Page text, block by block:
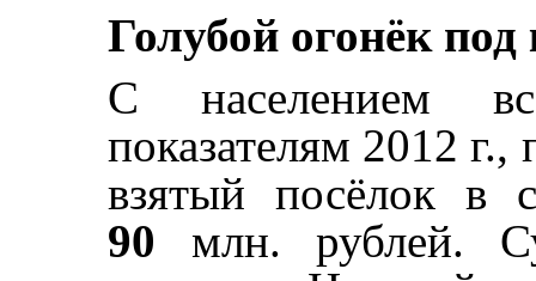
Голубой огонёк под
С населением
показателям 2012 г.,
взятый посёлок в
90 млн. рублей.